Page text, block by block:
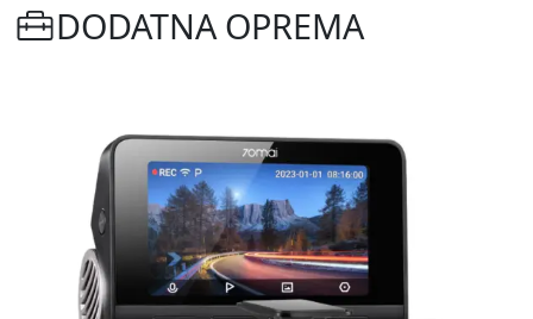
DODATNA OPREMA